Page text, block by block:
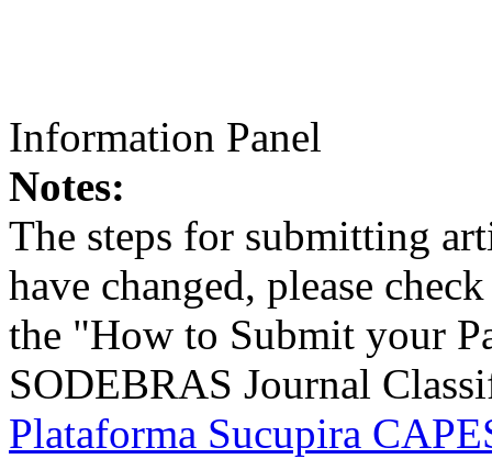
Information Panel
Notes:
The steps for submitting
have changed, please
the "How to Submit your
SODEBRAS Journal
Plataforma Sucupira